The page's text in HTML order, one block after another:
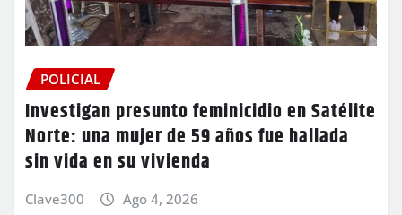
POLICIAL
Investigan presunto feminicidio en Satélite
Norte: una mujer de 59 años fue hallada
sin vida en su vivienda
Clave300 Ago 4, 2026